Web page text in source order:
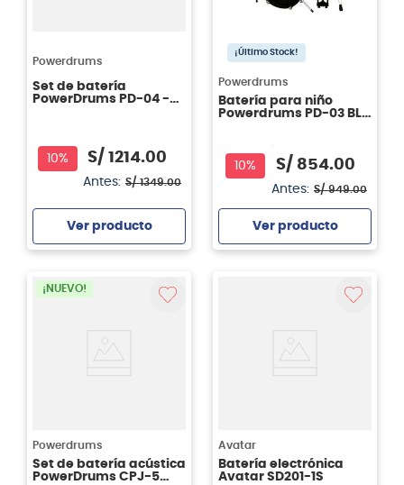
Powerdrums
Set de batería
PowerDrums PD-04 -
10% S/ 1214.00
Antes: S/ 1349.00
Ver producto
¡Último Stock!
Powerdrums
Batería para niño
Powerdrums PD-03 BL -
10% S/ 854.00
Antes: S/ 949.00
Ver producto
¡NUEVO!
Powerdrums
Set de batería acústica
PowerDrums CPJ-5
Avatar
Batería electrónica
Avatar SD201-1S